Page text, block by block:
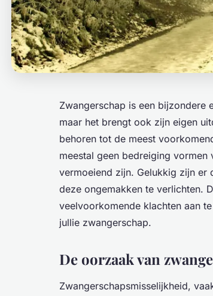
Zwangerschap is een bijzondere
maar het brengt ook zijn eigen
behoren tot de meest
meestal geen bedreiging
vermoeiend zijn. Gelukkig zijn er
deze ongemakken te verlichten.
veelvoorkomende klachten aan
jullie zwangerschap.
De oorzaak van
Zwangerschapsmisselijkheid,